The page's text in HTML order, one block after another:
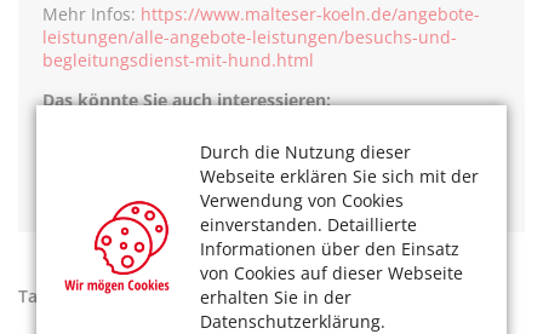
Durch die Nutzung dieser
Webseite erklären Sie sich mit der
Verwendung von Cookies
einverstanden. Detaillierte
Informationen über den Einsatz
von Cookies auf dieser Webseite
erhalten Sie in der
Datenschutzerklärung.
Mehr Infos: https://www.malteser-koeln.de/angebote-
leistungen/alle-angebote-leistungen/besuchs-und-
begleitungsdienst-mit-hund.html
Das könnte Sie auch interessieren:
Besuchshunde: Spielend erinnern bei Demenz
Schlager gegen Demenz: „Schöne Maid“ für schöne Zeit
Ziemlich neue Freunde – Verein gegen die Einsamkeit
Tags: Demenz , Ehrenamtliche Projekte